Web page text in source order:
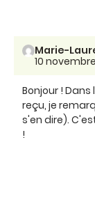
Marie-
10
Bonjour !
reçu, je
s'en dire).
!